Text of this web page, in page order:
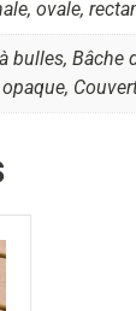
ovale,
bulles, Bâche